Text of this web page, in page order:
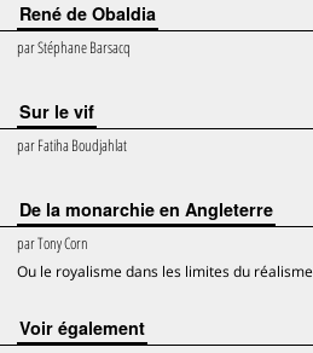
René de Obaldia
parStéphane Barsacq
Sur le vif
parFatiha Boudjahlat
De la monarchie en Angleterre
parTony Corn
Ou le royalisme dans les limites du réalisme
voir également